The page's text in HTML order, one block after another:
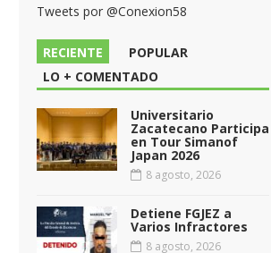
Tweets por @Conexion58
RECIENTE
POPULAR
LO + COMENTADO
Universitario
Zacatecano Participa
en Tour Simanof
Japan 2026
8 agosto, 2026
Detiene FGJEZ a
Varios Infractores
8 agosto, 2026